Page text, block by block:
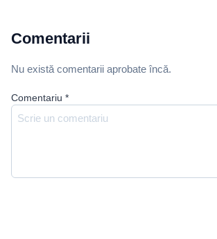
Comentarii
Nu există comentarii aprobate încă.
Comentariu *